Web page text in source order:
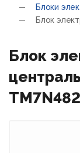
Блоки
Блок
Блок